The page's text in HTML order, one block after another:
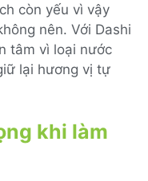
còn yếu vì vậy
nên. Với Dashi
tâm vì loại nước
lại hương vị tự
khi làm